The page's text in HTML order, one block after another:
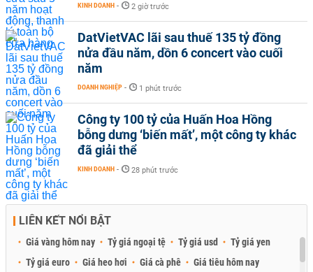
KINH DOANH - 2 giờ trước
DatVietVAC lãi sau thuế 135 tỷ đồng
nửa đầu năm, dồn 6 concert vào cuối
năm
DOANH NGHIỆP - 1 phút trước
Công ty 100 tỷ của Huấn Hoa Hồng
bỗng dưng ‘biến mất’, một công ty khác
đã giải thể
KINH DOANH - 28 phút trước
LIÊN KẾT NỔI BẬT
Giá vàng hôm nay Tỷ giá ngoại tệ Tỷ giá usd
Tỷ giá yen
Tỷ giá euro
Giá heo hơi Giá cà phê Giá tiêu hôm nay